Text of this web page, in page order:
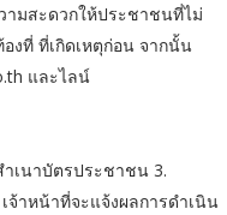
ามสะดวกให้ประชาชนที่ไม่
งที่ ที่เกิดเหตุก่อน จากนั้น
และไลน์
เนาบัตรประชาชน 3.
จ้าหน้าที่จะแจ้งผลการดำเนิน